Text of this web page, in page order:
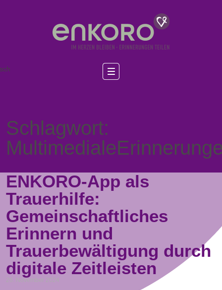
Schlagwort:
ENKORO-App als
Trauerhilfe:
Gemeinschaftliches
Erinnern und
Trauerbewältigung durch
digitale Zeitleisten
26. November 2024